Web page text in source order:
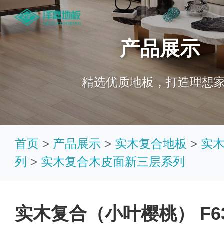
产品展示
精选优质地板，打造理想
首页 > 产品展示 > 实木复合地板 > 实
列 > 实木复合木皮面新三层系列
实木复合（小叶樱桃）